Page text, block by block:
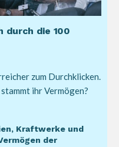
durch die 100
zum Durchklicken.
ihr Vermögen?
Kraftwerke und
der